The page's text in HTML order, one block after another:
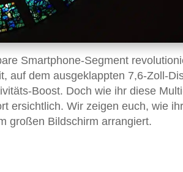
Smartphone-Segment
auf dem ausgeklappten 7,6-Zoll-
Boost. Doch wie ihr diese
ersichtlich. Wir zeigen euch, wie
großen Bildschirm arrangiert.